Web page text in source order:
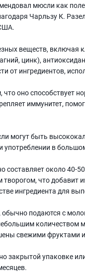
мюсли как
Чарльзу К.
веществ, включая
цинк),
от ингредиентов,
оно способствует
иммунитет,
могут быть
употреблении в
составляет около 40-
что добавит
ингредиента для
подаются с
количеством
свежими фруктами
закрытой упаковке